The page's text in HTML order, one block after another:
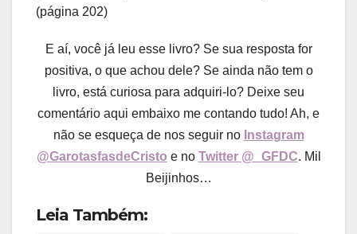
(página 202)
E aí, você já leu esse livro? Se sua resposta for
positiva, o que achou dele? Se ainda não tem o
livro, está curiosa para adquiri-lo? Deixe seu
comentário aqui embaixo me contando tudo! Ah, e
não se esqueça de nos seguir no Instagram
@GarotasfasdeCristo e no Twitter @_GFDC. Mil
Beijinhos…
Leia Também: